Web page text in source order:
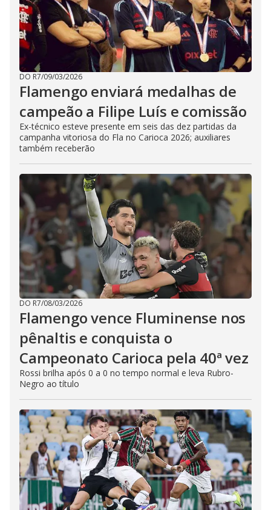
DO R7/09/03/2026
Flamengo enviará medalhas de
campeão a Filipe Luís e comissão
Ex-técnico esteve presente em seis das dez partidas da
campanha vitoriosa do Fla no Carioca 2026; auxiliares
também receberão
DO R7/08/03/2026
Flamengo vence Fluminense nos
pênaltis e conquista o
Campeonato Carioca pela 40ª vez
Rossi brilha após 0 a 0 no tempo normal e leva Rubro-
Negro ao título